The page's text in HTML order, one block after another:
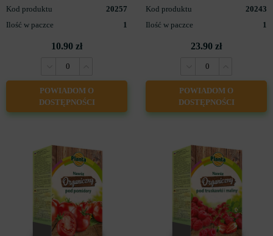
Kod produktu
20257
Ilość w paczce
1
10.90 zł
POWIADOM O
DOSTĘPNOŚCI
Kod produktu
20243
Ilość w paczce
1
23.90 zł
POWIADOM O
DOSTĘPNOŚCI